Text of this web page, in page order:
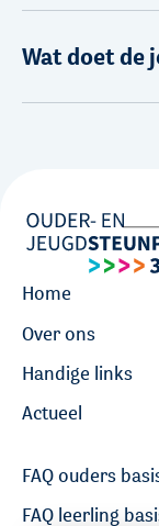
Wat doet de
Home
Over ons
Handige links
Actueel
FAQ ouders
FAQ leerling